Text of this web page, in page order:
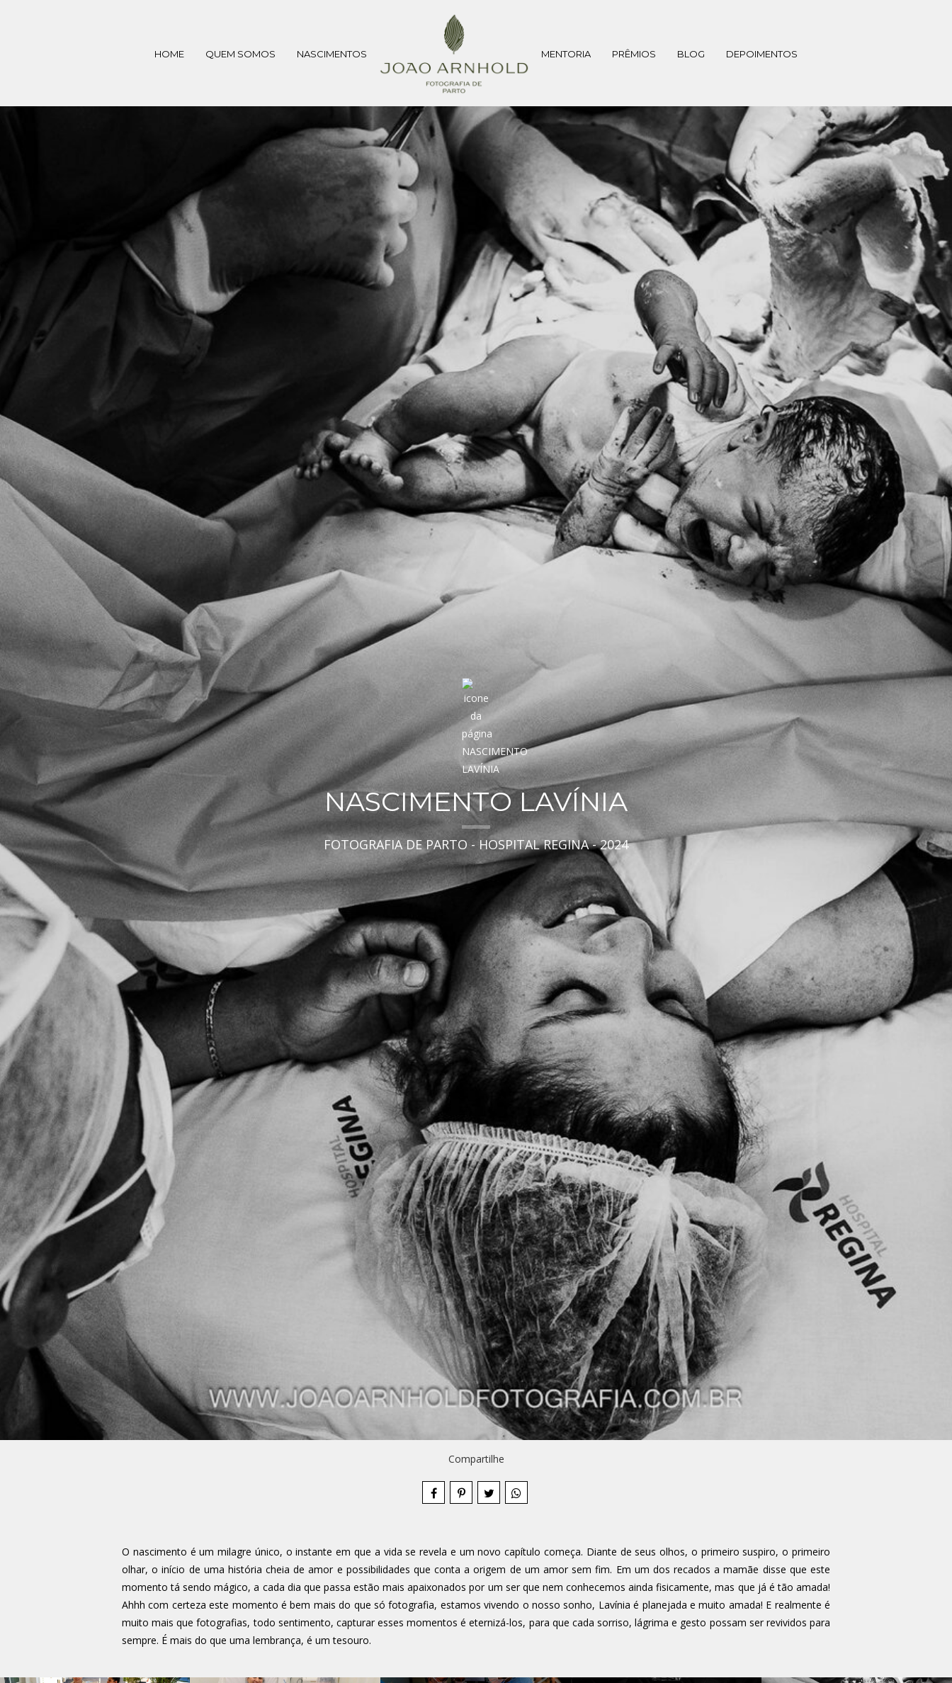
HOME QUEM SOMOS NASCIMENTOS MENTORIA PRÊMIOS BLOG DEPOIMENTOS
NASCIMENTO LAVÍNIA
FOTOGRAFIA DE PARTO - HOSPITAL REGINA - 2024
Compartilhe
O nascimento é um milagre único, o instante em que a vida se revela e um novo capítulo começa. Diante de seus olhos, o primeiro suspiro, o primeiro
olhar, o início de uma história cheia de amor e possibilidades que conta a origem de um amor sem fim. Em um dos recados a mamãe disse que este
momento tá sendo mágico, a cada dia que passa estão mais apaixonados por um ser que nem conhecemos ainda fisicamente, mas que já é tão amada!
Ahhh com certeza este momento é bem mais do que só fotografia, estamos vivendo o nosso sonho, Lavínia é planejada e muito amada! E realmente é
muito mais que fotografias, todo sentimento, capturar esses momentos é eternizá-los, para que cada sorriso, lágrima e gesto possam ser revividos para
sempre. É mais do que uma lembrança, é um tesouro.